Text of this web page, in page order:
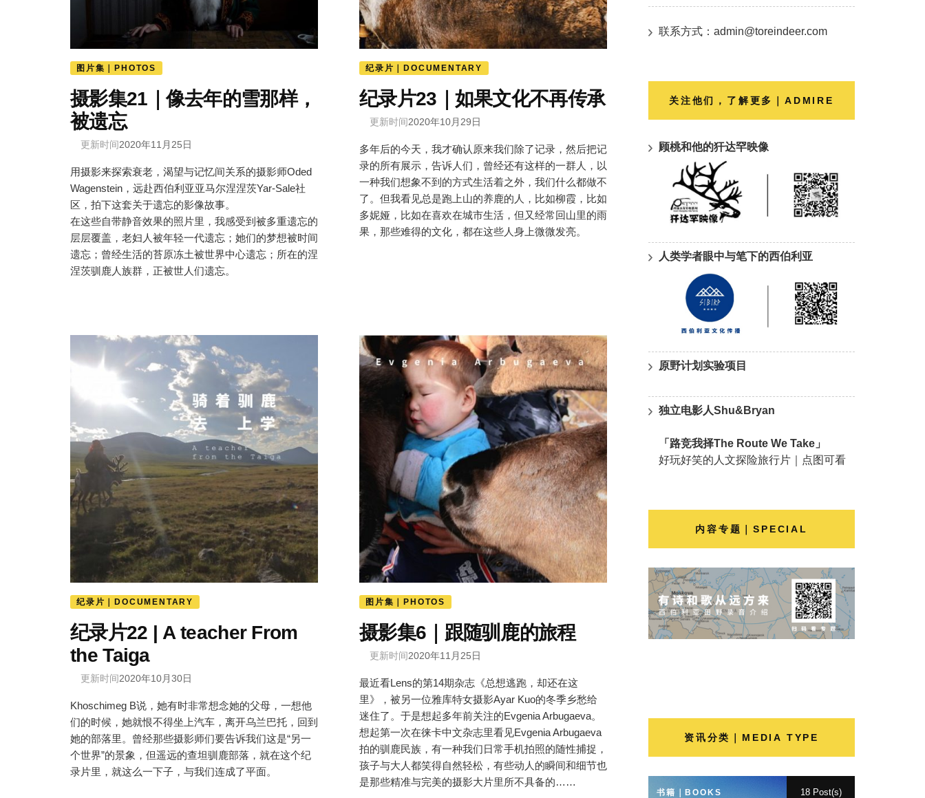
图片集｜PHOTOS
摄影集21｜像去年的雪那样，
被遗忘
更新时间2020年11月25日
用摄影来探索衰老，渴望与记忆间关系的摄影师Oded
Wagenstein，远赴西伯利亚亚马尔涅涅茨Yar-Sale社
区，拍下这套关于遗忘的影像故事。
在这些自带静音效果的照片里，我感受到被多重遗忘的
层层覆盖，老妇人被年轻一代遗忘；她们的梦想被时间
遗忘；曾经生活的苔原冻土被世界中心遗忘；所在的涅
涅茨驯鹿人族群，正被世人们遗忘。
纪录片｜DOCUMENTARY
纪录片23｜如果文化不再传承
更新时间2020年10月29日
多年后的今天，我才确认原来我们除了记录，然后把记
录的所有展示，告诉人们，曾经还有这样的一群人，以
一种我们想象不到的方式生活着之外，我们什么都做不
了。但我看见总是跑上山的养鹿的人，比如柳霞，比如
多妮娅，比如在喜欢在城市生活，但又经常回山里的雨
果，那些难得的文化，都在这些人身上微微发亮。
纪录片｜DOCUMENTARY
纪录片22 | A teacher From
the Taiga
更新时间2020年10月30日
Khoschimeg B说，她有时非常想念她的父母，一想他
们的时候，她就恨不得坐上汽车，离开乌兰巴托，回到
她的部落里。曾经那些摄影师们要告诉我们这是“另一
个世界”的景象，但遥远的查坦驯鹿部落，就在这个纪
录片里，就这么一下子，与我们连成了平面。
图片集｜PHOTOS
摄影集6｜跟随驯鹿的旅程
更新时间2020年11月25日
最近看Lens的第14期杂志《总想逃跑，却还在这
里》，被另一位雅库特女摄影Ayar Kuo的冬季乡愁给
迷住了。于是想起多年前关注的Evgenia Arbugaeva。
想起第一次在徕卡中文杂志里看见Evgenia Arbugaeva
拍的驯鹿民族，有一种我们日常手机拍照的随性捕捉，
孩子与大人都笑得自然轻松，有些动人的瞬间和细节也
是那些精准与完美的摄影大片里所不具备的……
联系方式：admin@toreindeer.com
关注他们，了解更多｜ADMIRE
顾桃和他的犴达罕映像
人类学者眼中与笔下的西伯利亚
原野计划实验项目
独立电影人Shu&Bryan
「路竞我择The Route We Take」
好玩好笑的人文探险旅行片｜点图可看
内容专题｜SPECIAL
资讯分类｜MEDIA TYPE
书籍｜BOOKS 18 Post(s)